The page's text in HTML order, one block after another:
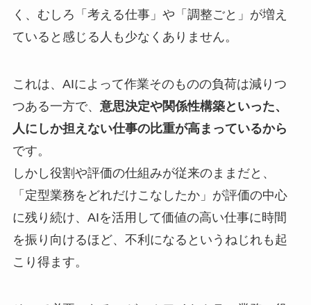
く、むしろ「考える仕事」や「調整ごと」が増え
ていると感じる人も少なくありません。
これは、AIによって作業そのものの負荷は減りつ
つある一方で、 意思決定や関係性構築といった、
人にしか担えない仕事の比重が高まっているから
です。
しかし役割や評価の仕組みが従来のままだと、
「定型業務をどれだけこなしたか」が評価の中心
に残り続け、AIを活用して価値の高い仕事に時間
を振り向けるほど、不利になるというねじれも起
こり得ます。